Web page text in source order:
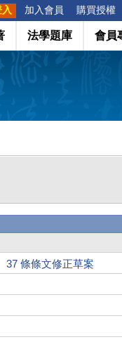
加入會員 購買授權
法學題庫 會員
37 條條文修正草案